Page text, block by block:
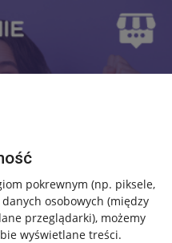
pokrewnym (np. piksele,
osobowych (między
przeglądarki), możemy
wyświetlane treści.